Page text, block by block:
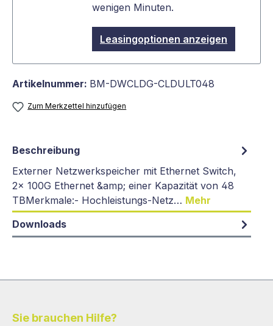
wenigen Minuten.
Leasingoptionen anzeigen
Artikelnummer: BM-DWCLDG-CLDULT048
Zum Merkzettel hinzufügen
Beschreibung
Externer Netzwerkspeicher mit Ethernet Switch,
2x 100G Ethernet &amp; einer Kapazität von 48
TBMerkmale:- Hochleistungs-Netz… Mehr
Downloads
Sie brauchen Hilfe?